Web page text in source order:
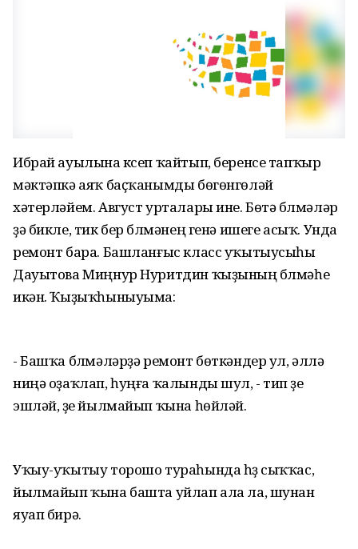
Ибрай ауылына күсеп ҡайтып, беренсе тапҡыр
мәктәпкә аяҡ баҫҡанымды бөгөнгөләй
хәтерләйем. Август урталары ине. Бөтә бүлмәләр
ҙә бикле, тик бер бүлмәнең генә ишеге асыҡ. Унда
ремонт бара. Башланғыс класс уҡытыусыһы
Дауытова Миңнур Нуритдин ҡыҙының бүлмәһе
икән. Ҡыҙыҡһыныуыма:
- Башҡа бүлмәләрҙә ремонт бөткәндер ул, әллә
ниңә оҙаҡлап, һуңға ҡалынды шул, - тип үҙе
эшләй, үҙе йылмайып ҡына һөйләй.
Уҡыу-уҡытыу торошо тураһында һүҙ сыҡҡас,
йылмайып ҡына башта уйлап ала ла, шунан
яуап бирә.